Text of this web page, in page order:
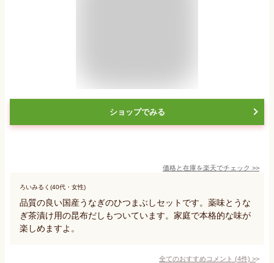
ショップでみる
価格と在庫を楽天でチェック >>
ろいみるく(40代・女性)
品質の良い国産うなぎのひつまぶしセットです。薬味とうな
ぎ茶漬け用の昆布だしもついています。家庭で本格的な味が
楽しめますよ。
全てのおすすめコメント (4件) >